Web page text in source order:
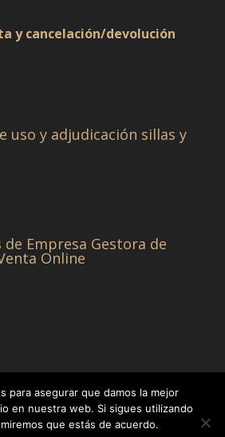
y cancelación/devolución
uso y adjudicación sillas y
de Empresa Gestora de
Online
por Eticonsa [Privacidad &
para asegurar que damos la mejor
en nuestra web. Si sigues utilizando
que estás de acuerdo.